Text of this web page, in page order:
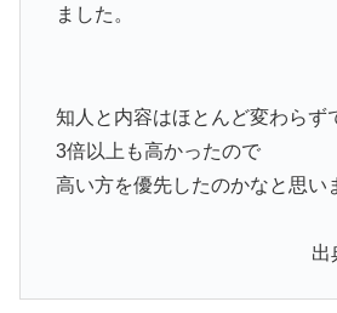
ました。
知人と内容はほとんど変わらず
3倍以上も高かったので
高い方を優先したのかなと思い
出